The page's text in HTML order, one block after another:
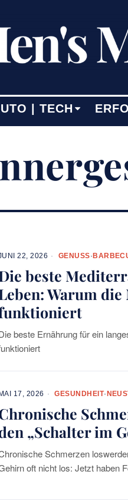
| TECH
beste
Warum
22, 2026 GENUSS·
beste Ernährung für ein
„Schalter im
MAI 17, 2026 GESUNDHEIT·
Schmerzen
oft nicht los: Jetzt haben